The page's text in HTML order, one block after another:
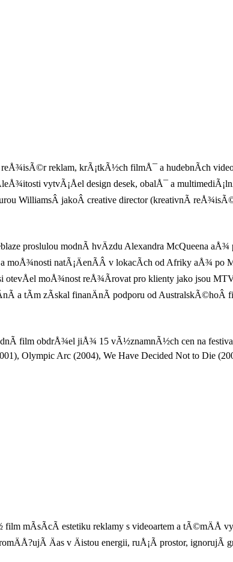
reÅ¾isÃ©r reklam, krÃ¡tkÃ½ch filmÅ¯ a hudebnÃ­ch
vytvÃ¡Åel design desek, obalÅ¯ a
WilliamsÂ jakoÂ creative director (kreativnÃ­
proslulou modnÃ­ hvÄzdu Alexandra McQueena
moÅ¾nosti natÃ¡ÄenÃ­Â v lokacÃ­ch od Afriky aÅ¾ po
otevÅel moÅ¾nost reÅ¾Ã­rovat pro klienty jako jsou
a tÃ­m zÃ­skal finanÄnÃ­ podporu od AustralskÃ©hoÂ
film obdrÅ¾el jiÅ¾ 15 vÃ½znamnÃ½ch cen na
Olympic Arc (2004), We Have Decided Not to Die
film mÃ­sÃ­cÃ­ estetiku reklamy s videoartem a
Äas v Äistou energii, ruÅ¡Ã­ prostor, ignorujÃ­